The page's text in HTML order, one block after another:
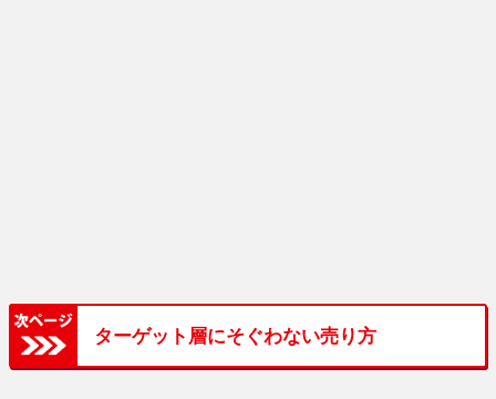
ターゲット層にそぐわない売り方